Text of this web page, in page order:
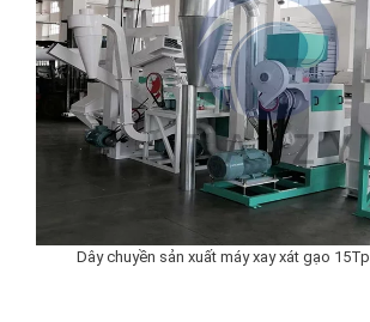
Dây chuyền sản xuất máy xay xát gạo